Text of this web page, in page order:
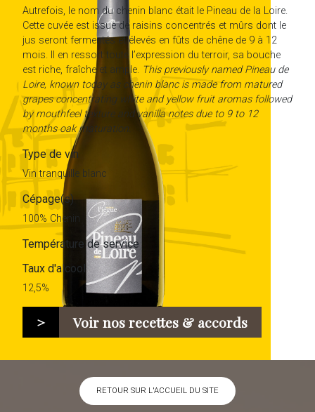
Autrefois, le nom du chenin blanc était le Pineau de la Loire.
Cette cuvée est issue de raisins concentrés et mûrs dont le
jus seront fermentés et élevés en fûts de chêne de 9 à 12
mois. Il en ressort toute l’expression du terroir, sa bouche
est riche, fraîche et ample. This previously named Pineau de
Loire, known today as chenin blanc is made from matured
grapes concentrating white and yellow fruit aromas followed
by mouthfeel texture and vanilla notes due to 9 to 12
months oak maturation.
Type de vin
Vin tranquille blanc
Cépage(s)
100% Chenin
Température de service
Taux d'alcool
12,5%
> Voir nos recettes & accords
RETOUR SUR L'ACCUEIL DU SITE